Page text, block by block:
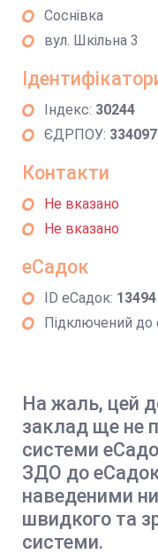
Соснівка
вул. Шкільна 3
Індекс: 30244
ЄДРПОУ:
Контакти
Не вказано
Не вказано
еСадок
ID еСадок: 13494
Підключений до
На жаль, цей
заклад ще не
системи
ЗДО до
наведеними
швидкого та
системи.